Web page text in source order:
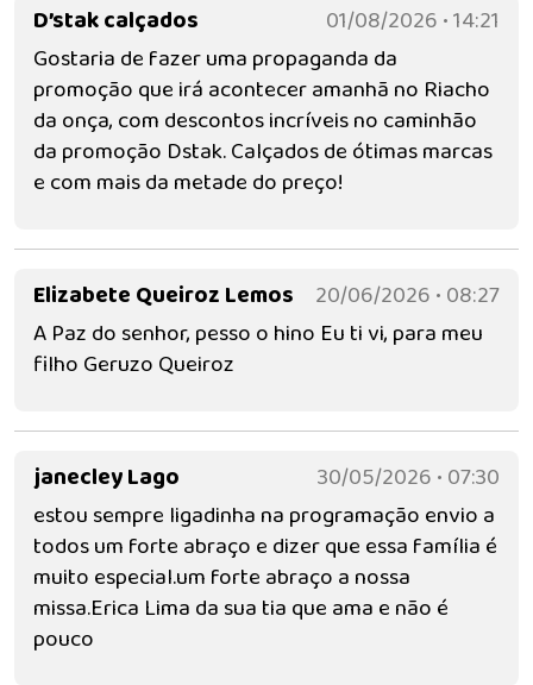
D’stak calçados
01/08/2026 • 14:21
Gostaria de fazer uma propaganda da
promoção que irá acontecer amanhã no Riacho
da onça, com descontos incríveis no caminhão
da promoção Dstak. Calçados de ótimas marcas
e com mais da metade do preço!
Elizabete Queiroz Lemos
20/06/2026 • 08:27
A Paz do senhor, pesso o hino Eu ti vi, para meu
filho Geruzo Queiroz
janecley Lago
30/05/2026 • 07:30
estou sempre ligadinha na programação envio a
todos um forte abraço e dizer que essa família é
muito especial.um forte abraço a nossa
missa.Erica Lima da sua tia que ama e não é
pouco